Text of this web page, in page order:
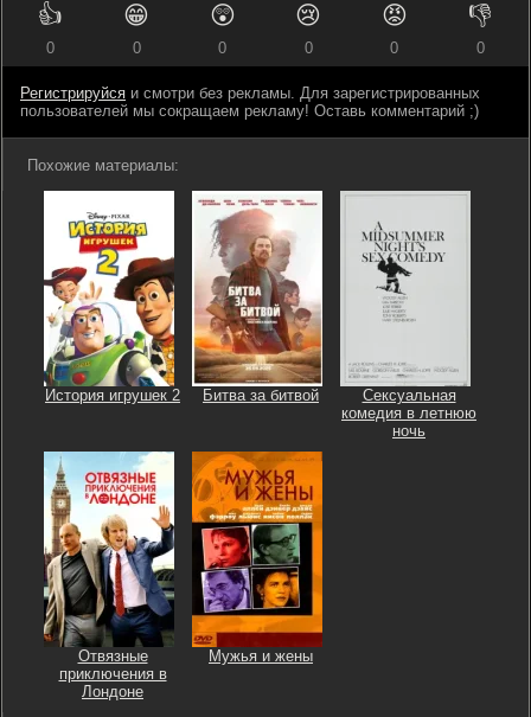
👍
0
😁
0
😲
0
😢
0
😡
0
👎
0
Регистрируйся и смотри без рекламы. Для зарегистрированных
пользователей мы сокращаем рекламу! Оставь комментарий ;)
Похожие материалы:
История игрушек 2 Битва за битвой
Сексуальная
комедия в летнюю
ночь
Отвязные
приключения в
Лондоне
Мужья и жены